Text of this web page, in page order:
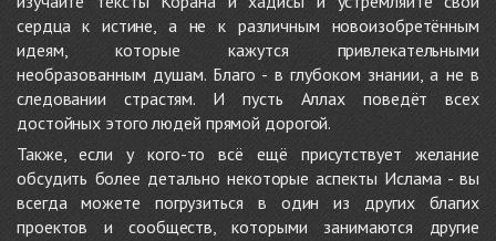
сердца к истине, а не к различным новоизобретённым
идеям, которые кажутся привлекательными
необразованным душам. Благо - в глубоком знании, а не в
следовании страстям. И пусть Аллах поведёт всех
достойных этого людей прямой дорогой.
Также, если у кого-то всё ещё присутствует желание
обсудить более детально некоторые аспекты Ислама - вы
всегда можете погрузиться в один из других благих
проектов и сообществ, которыми занимаются другие